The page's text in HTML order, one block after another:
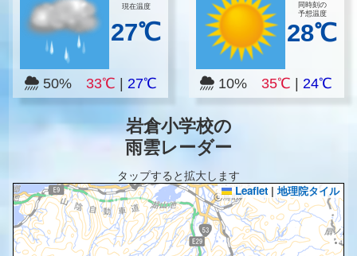
現在温度
27℃
50% 33℃ 27℃
同時刻の
予想温度
28℃
10%35℃ |24℃
岩倉小学校の
雨雲レーダー
タップすると拡大します
Leaflet | 地理院タイル